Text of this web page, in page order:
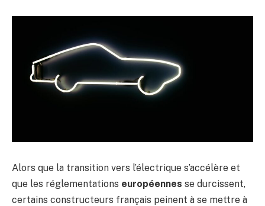
Alors que la transition vers l’électrique s’accélère et
que les réglementations européennes se durcissent,
certains constructeurs français peinent à se mettre à